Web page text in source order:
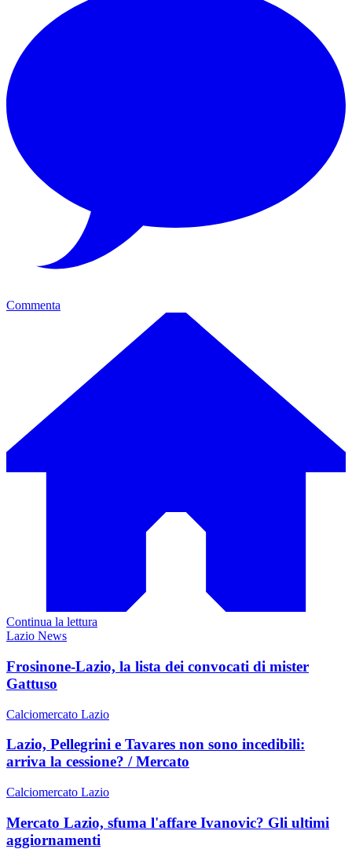
Commenta
Continua la lettura
Lazio News
Frosinone-Lazio, la lista dei convocati di mister
Gattuso
Calciomercato Lazio
Lazio, Pellegrini e Tavares non sono incedibili:
arriva la cessione? / Mercato
Calciomercato Lazio
Mercato Lazio, sfuma l'affare Ivanovic? Gli ultimi
aggiornamenti